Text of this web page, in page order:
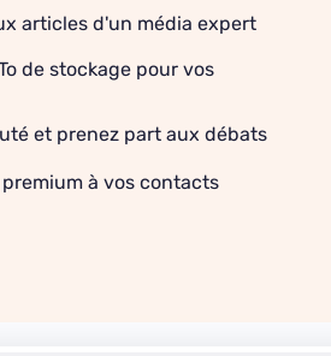
articles d'un média expert
de stockage pour vos
et prenez part aux débats
à vos contacts